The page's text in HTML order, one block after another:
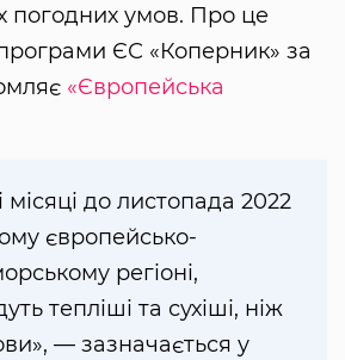
погодних умов. Про це
програми ЄС «Коперник» за
«Європейська
до листопада 2022
європейсько-
регіоні,
тепліші та сухіші, ніж
— зазначається у